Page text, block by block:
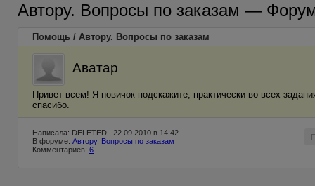
Автору. Вопросы по заказам —
Помощь / Автору. Вопросы по заказам
Аватар
Привет всем! Я новичок подскажите, практически во всех
спасибо.
Написала: DELETED , 22.09.2010 в 14:42
В форуме: Автору. Вопросы по заказам
Комментариев: 6